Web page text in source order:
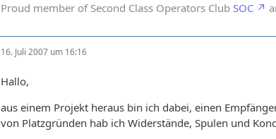
Proud member of Second Class Operators Club SOC
16. Juli 2007 um 16:16
Hallo,
aus einem Projekt heraus bin ich dabei, einen
von Platzgründen hab ich Widerstände, Spulen und